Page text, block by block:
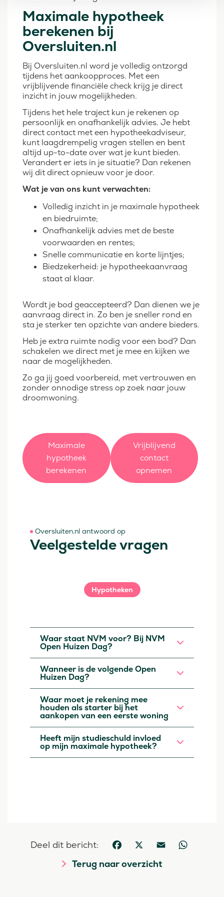
Maximale hypotheek
berekenen bij
Oversluiten.nl
Bij Oversluiten.nl word je volledig ontzorgd
tijdens het aankoopproces. Met een
vrijblijvende financiële check krijg je direct
inzicht in jouw mogelijkheden.
Tijdens het hele traject kun je rekenen op
persoonlijk en onafhankelijk advies. Je hebt
direct contact met een hypotheekadviseur,
kunt laagdrempelig vragen stellen en bent
altijd up-to-date over wat je kunt bieden.
Verandert er iets in je situatie? Dan rekenen
wij dit direct opnieuw voor je door.
Wat je van ons kunt verwachten:
Volledig inzicht in je maximale hypotheek
en biedruimte;
Onafhankelijk advies met de beste
voorwaarden en rentes;
Snelle communicatie en korte lijntjes;
Biedzekerheid: je hypotheekaanvraag
staat al klaar.
Wordt je bod geaccepteerd? Dan dienen we je
aanvraag direct in. Zo ben je sneller rond en
sta je sterker ten opzichte van andere bieders.
Heb je extra ruimte nodig voor een bod? Dan
schakelen we direct met je mee en kijken we
naar de mogelijkheden.
Zo ga jij goed voorbereid, met vertrouwen en
zonder onnodige stress op zoek naar jouw
droomwoning.
Maximale
hypotheek
berekenen
Vrijblijvend
contact
opnemen
Oversluiten.nl antwoord op
Veelgestelde vragen
Hypotheken
Waar staat NVM voor? Bij NVM
Open Huizen Dag?
Wanneer is de volgende Open
Huizen Dag?
Waar moet je rekening mee
houden als starter bij het
aankopen van een eerste woning
Heeft mijn studieschuld invloed
op mijn maximale hypotheek?
Deel dit bericht: Facebook
X Email WhatsApp
Terug naar overzicht